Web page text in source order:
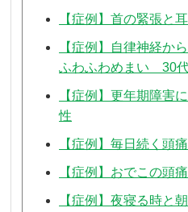
【症例】首の緊張と
【症例】自律神経か
ふわふわめまい 30
【症例】更年期障
性
【症例】毎日続く頭
【症例】おでこの頭
【症例】夜寝る時と